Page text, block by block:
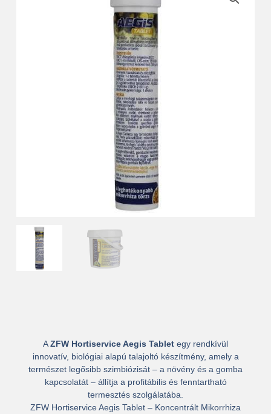
AZFW Hortiservice Aegis Tablet egy rendkívül
innovatív, biológiai alapú talajoltó készítmény, amely a
természet legősibb szimbiózisát – a növény és a gomba
kapcsolatát – állítja a profitábilis és fenntartható
termesztés szolgálatába.
ZFW Hortiservice Aegis Tablet – Koncentrált Mikorrhiza